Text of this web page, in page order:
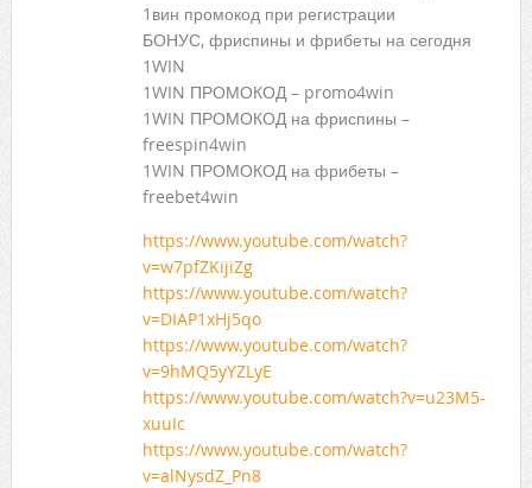
1вин промокод при регистрации
БОНУС, фриспины и фрибеты на сегодня
1WIN
1WIN ПРОМОКОД – promo4win
1WIN ПРОМОКОД на фриспины –
freespin4win
1WIN ПРОМОКОД на фрибеты –
freebet4win
https://www.youtube.com/watch?
v=w7pfZKijiZg
https://www.youtube.com/watch?
v=DIAP1xHj5qo
https://www.youtube.com/watch?
v=9hMQ5yYZLyE
https://www.youtube.com/watch?v=u23M5-
xuuIc
https://www.youtube.com/watch?
v=alNysdZ_Pn8